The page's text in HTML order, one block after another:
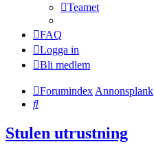
Teamet
FAQ
Logga in
Bli medlem
Forumindex Annonsplank
Sök
Stulen utrustning